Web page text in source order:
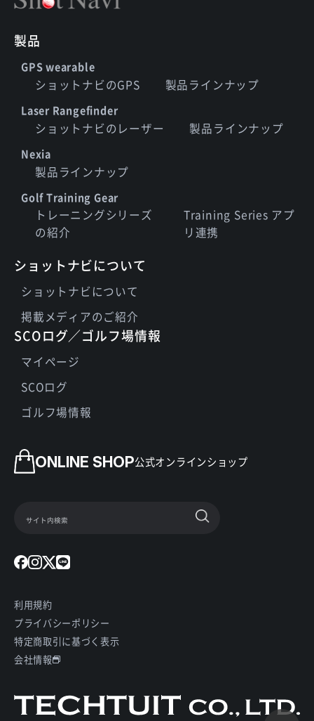
ONLINE SHOP公式オンラインショップ
利用規約
プライバシーポリシー
特定商取引に基づく表示
会社情報
製品
GPS wearable
ショットナビのGPS 製品ラインナップ
Laser Rangefinder
ショットナビのレーザー 製品ラインナップ
Nexia
製品ラインナップ
Golf Training Gear
トレーニングシリーズ
の紹介
Training Series アプ
リ連携
ショットナビについて
ショットナビについて
掲載メディアのご紹介
SCOログ／ゴルフ場情報
マイページ
SCOログ
ゴルフ場情報